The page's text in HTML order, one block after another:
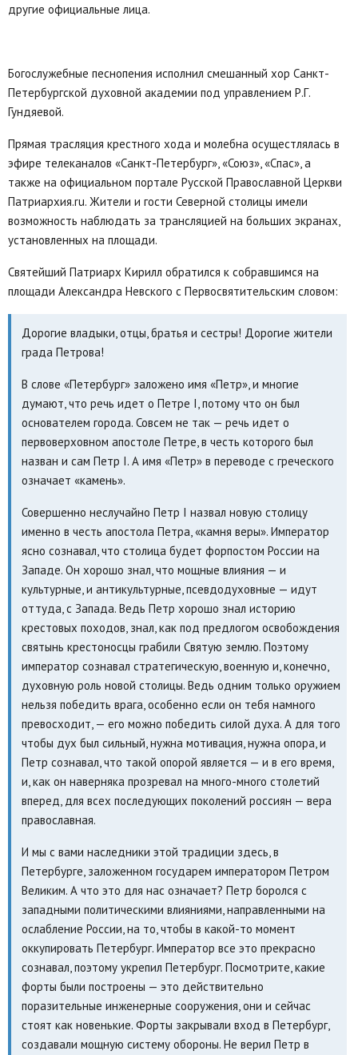
другие официальные лица.
Богослужебные песнопения исполнил смешанный хор Санкт-
Петербургской духовной академии под управлением Р.Г.
Гундяевой.
Прямая трасляция крестного хода и молебна осущестлялась в
эфире телеканалов «Санкт-Петербург», «Союз», «Спас», а
также на официальном портале Русской Православной Церкви
Патриархия.ru. Жители и гости Северной столицы имели
возможность наблюдать за трансляцией на больших экранах,
установленных на площади.
Святейший Патриарх Кирилл обратился к собравшимся на
площади Александра Невского с Первосвятительским словом:
Дорогие владыки, отцы, братья и сестры! Дорогие жители
града Петрова!
В слове «Петербург» заложено имя «Петр», и многие
думают, что речь идет о Петре I, потому что он был
основателем города. Совсем не так — речь идет о
первоверховном апостоле Петре, в честь которого был
назван и сам Петр I. А имя «Петр» в переводе с греческого
означает «камень».
Совершенно неслучайно Петр I назвал новую столицу
именно в честь апостола Петра, «камня веры». Император
ясно сознавал, что столица будет форпостом России на
Западе. Он хорошо знал, что мощные влияния — и
культурные, и антикультурные, псевдодуховные — идут
оттуда, с Запада. Ведь Петр хорошо знал историю
крестовых походов, знал, как под предлогом освобождения
святынь крестоносцы грабили Святую землю. Поэтому
император сознавал стратегическую, военную и, конечно,
духовную роль новой столицы. Ведь одним только оружием
нельзя победить врага, особенно если он тебя намного
превосходит, — его можно победить силой духа. А для того
чтобы дух был сильный, нужна мотивация, нужна опора, и
Петр сознавал, что такой опорой является — и в его время,
и, как он наверняка прозревал на много-много столетий
вперед, для всех последующих поколений россиян — вера
православная.
И мы с вами наследники этой традиции здесь, в
Петербурге, заложенном государем императором Петром
Великим. А что это для нас означает? Петр боролся с
западными политическими влияниями, направленными на
ослабление России, на то, чтобы в какой-то момент
оккупировать Петербург. Император все это прекрасно
сознавал, поэтому укрепил Петербург. Посмотрите, какие
форты были построены — это действительно
поразительные инженерные сооружения, они и сейчас
стоят как новенькие. Форты закрывали вход в Петербург,
создавали мощную систему обороны. Не верил Петр в